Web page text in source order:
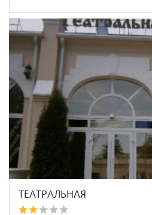
ТЕАТРАЛЬНАЯ